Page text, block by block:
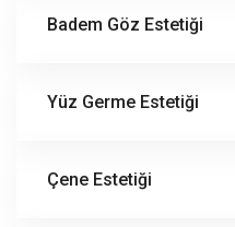
Badem Göz Estetiği
Yüz Germe Estetiği
Çene Estetiği